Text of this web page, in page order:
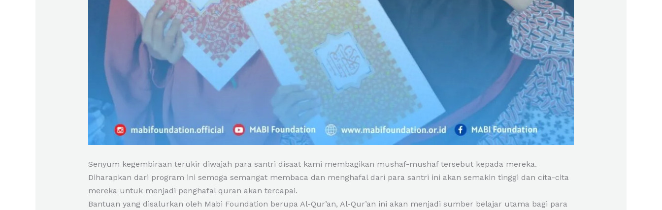
Senyum kegembiraan terukir diwajah para santri disaat kami membagikan mushaf-mushaf tersebut kepada mereka.
Diharapkan dari program ini semoga semangat membaca dan menghafal dari para santri ini akan semakin tinggi dan cita-cita
mereka untuk menjadi penghafal quran akan tercapai.
Bantuan yang disalurkan oleh Mabi Foundation berupa Al-Qur’an, Al-Qur’an ini akan menjadi sumber belajar utama bagi para